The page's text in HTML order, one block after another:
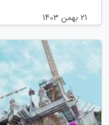
21 بهمن 1403